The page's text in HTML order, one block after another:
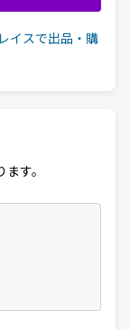
イスで出品・購
す。